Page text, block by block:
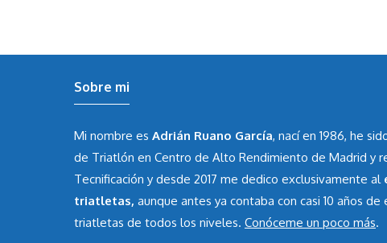
Sobre mi
Mi nombre es Adrián Ruano García, nací en 1986, he
de Triatlón en Centro de Alto Rendimiento de Madrid y
Tecnificación y desde 2017 me dedico exclusivamente al
triatletas, aunque antes ya contaba con casi 10 años
triatletas de todos los niveles. Conóceme un poco más.